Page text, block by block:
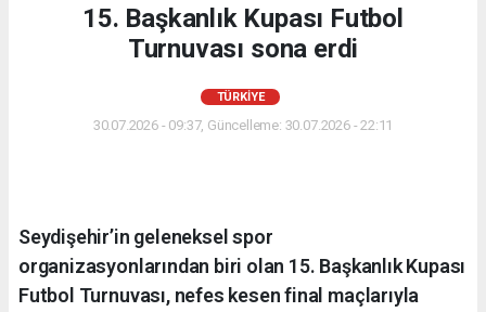
15. Başkanlık Kupası Futbol
Turnuvası sona erdi
TÜRKIYE
30.07.2026 - 09:37, Güncelleme: 30.07.2026 - 22:11
Seydişehir’in geleneksel spor
organizasyonlarından biri olan 15. Başkanlık Kupası
Futbol Turnuvası, nefes kesen final maçlarıyla